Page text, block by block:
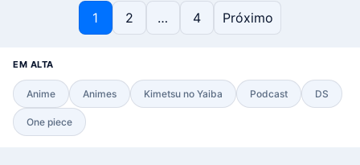
1 2 … 4 Próximo
EM ALTA
Anime Animes Kimetsu no Yaiba Podcast DS
One piece